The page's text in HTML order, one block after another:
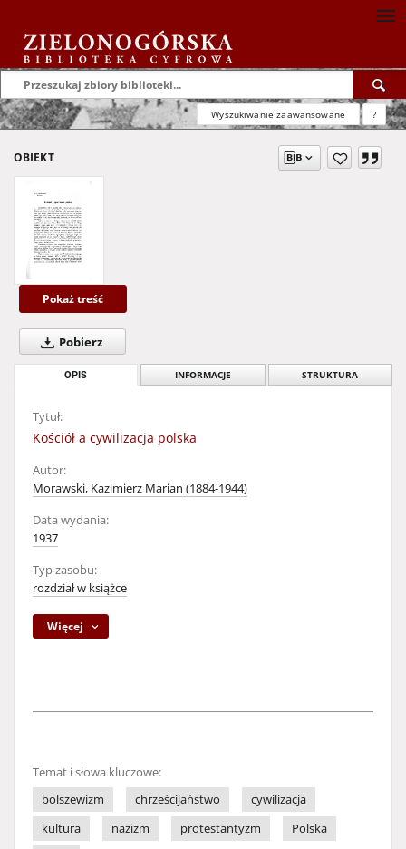
Wyszukiwanie zaawansowane ?
OBIEKT
Pokaż treść
Pobierz
OPIS INFORMACJE STRUKTURA
Tytuł:
Kościół a cywilizacja polska
Autor:
Morawski, Kazimierz Marian (1884-1944)
Data wydania:
1937
Typ zasobu:
rozdział w książce
Więcej
Temat i słowa kluczowe:
bolszewizm
chrześcijaństwo
cywilizacja
kultura
nazizm protestantyzm
Polska